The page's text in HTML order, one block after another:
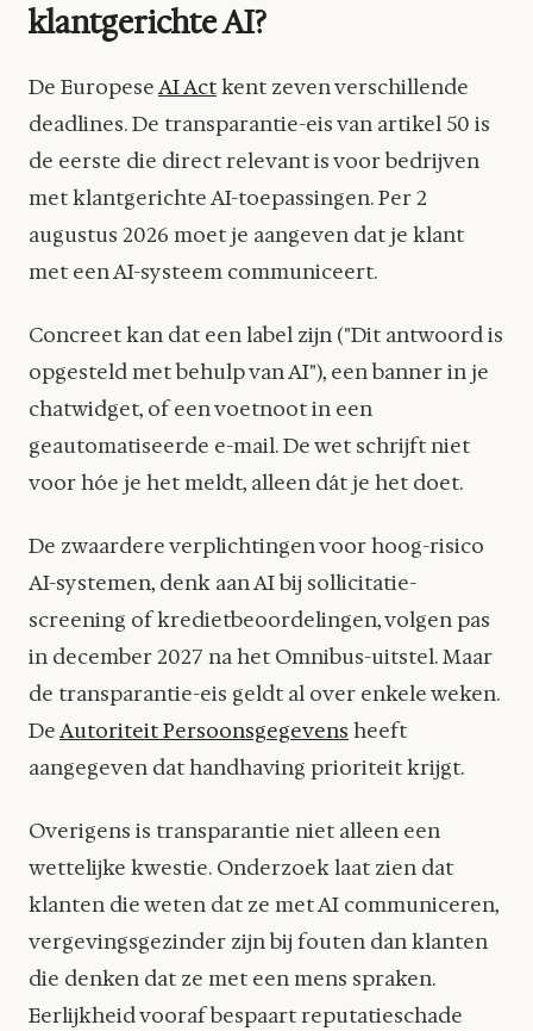
klantgerichte AI?
De EuropeseAI Actkent zeven verschillende
deadlines. De transparantie-eis van artikel 50 is
de eerste die direct relevant is voor bedrijven
met klantgerichte AI-toepassingen. Per 2
augustus 2026 moet je aangeven dat je klant
met een AI-systeem communiceert.
Concreet kan dat een label zijn ("Dit antwoord is
opgesteld met behulp van AI"), een banner in je
chatwidget, of een voetnoot in een
geautomatiseerde e-mail. De wet schrijft niet
voor hóe je het meldt, alleen dát je het doet.
De zwaardere verplichtingen voor hoog-risico
AI-systemen, denk aan AI bij sollicitatie-
screening of kredietbeoordelingen, volgen pas
in december 2027 na het Omnibus-uitstel. Maar
de transparantie-eis geldt al over enkele weken.
DeAutoriteit Persoonsgegevens heeft
aangegeven dat handhaving prioriteit krijgt.
Overigens is transparantie niet alleen een
wettelijke kwestie. Onderzoek laat zien dat
klanten die weten dat ze met AI communiceren,
vergevingsgezinder zijn bij fouten dan klanten
die denken dat ze met een mens spraken.
Eerlijkheid vooraf bespaart reputatieschade